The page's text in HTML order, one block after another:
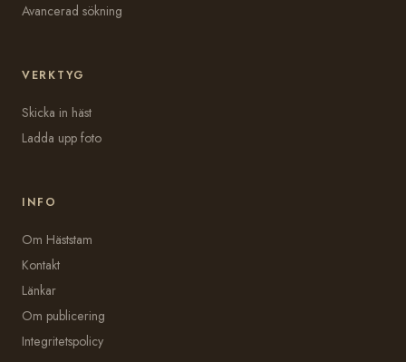
Avancerad sökning
VERKTYG
Skicka in häst
Ladda upp foto
INFO
Om Häststam
Kontakt
Länkar
Om publicering
Integritetspolicy